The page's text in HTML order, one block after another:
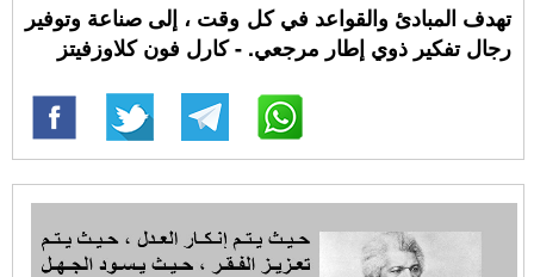
تهدف المبادئ والقواعد في كل وقت ، إلى صناعة وتوفير
رجال تفكير ذوي إطار مرجعي. - كارل فون كلاوزفيتز